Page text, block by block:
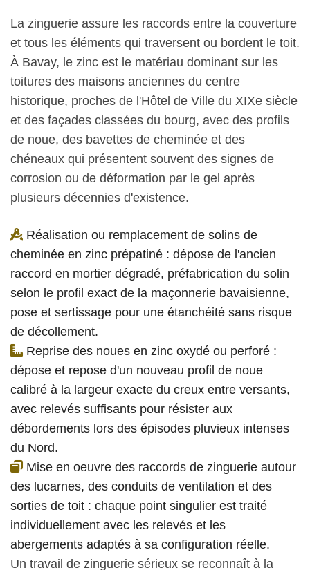
La zinguerie assure les raccords entre la couverture
et tous les éléments qui traversent ou bordent le toit.
À Bavay, le zinc est le matériau dominant sur les
toitures des maisons anciennes du centre
historique, proches de l'Hôtel de Ville du XIXe siècle
et des façades classées du bourg, avec des profils
de noue, des bavettes de cheminée et des
chéneaux qui présentent souvent des signes de
corrosion ou de déformation par le gel après
plusieurs décennies d'existence.
Réalisation ou remplacement de solins de
cheminée en zinc prépatiné : dépose de l'ancien
raccord en mortier dégradé, préfabrication du solin
selon le profil exact de la maçonnerie bavaisienne,
pose et sertissage pour une étanchéité sans risque
de décollement.
Reprise des noues en zinc oxydé ou perforé :
dépose et repose d'un nouveau profil de noue
calibré à la largeur exacte du creux entre versants,
avec relevés suffisants pour résister aux
débordements lors des épisodes pluvieux intenses
du Nord.
Mise en oeuvre des raccords de zinguerie autour
des lucarnes, des conduits de ventilation et des
sorties de toit : chaque point singulier est traité
individuellement avec les relevés et les
abergements adaptés à sa configuration réelle.
Un travail de zinguerie sérieux se reconnaît à la